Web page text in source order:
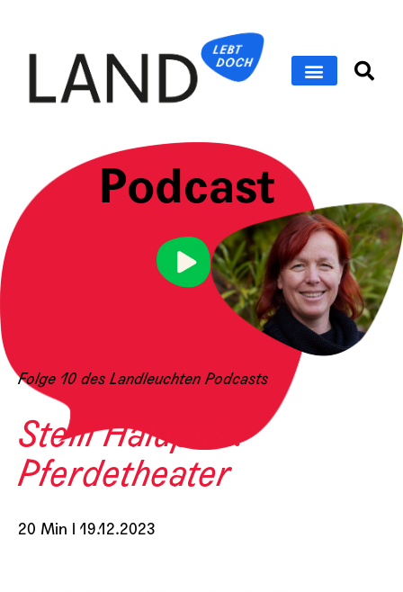
Podcast
Folge 10 des Landleuchten Podcasts
Steffi Halupnik:
Pferdetheater
20 Min l 19.12.2023